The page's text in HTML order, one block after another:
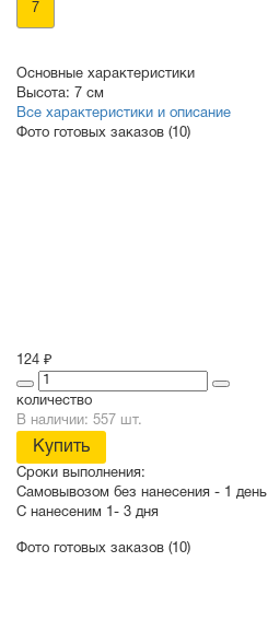
7
Основные характеристики
Высота: 7 см
Все характеристики и описание
Фото готовых заказов (10)
124 ₽
количество
В наличии: 557 шт.
Купить
Сроки выполнения:
Самовывозом без нанесения - 1 день
С нанесеним 1- 3 дня
Фото готовых заказов (10)